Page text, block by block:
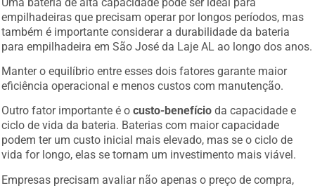
empilhadeiras que precisam operar por longos períodos, mas
também é importante considerar a durabilidade da bateria
para empilhadeira em São José da Laje AL ao longo dos anos.
eficiência operacional e menos custos com manutenção.
ciclo de vida da bateria. Baterias com maior capacidade
podem ter um custo inicial mais elevado, mas se o ciclo de
vida for longo, elas se tornam um investimento mais viável.